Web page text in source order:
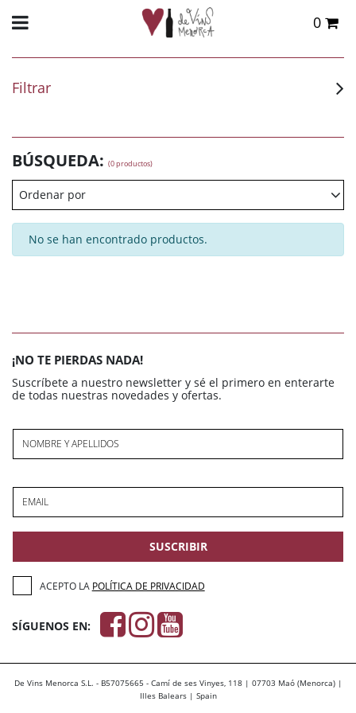
0
Filtrar
BÚSQUEDA: (0 productos)
Ordenar por
No se han encontrado productos.
¡NO TE PIERDAS NADA!
Suscríbete a nuestro newsletter y sé el primero en enterarte
de todas nuestras novedades y ofertas.
NOMBRE Y APELLIDOS
EMAIL
SUSCRIBIR
ACEPTO LA POLÍTICA DE PRIVACIDAD
SÍGUENOS EN:
De Vins Menorca S.L. - B57075665 - Camí de ses Vinyes, 118 | 07703 Maó (Menorca) |
Illes Balears | Spain